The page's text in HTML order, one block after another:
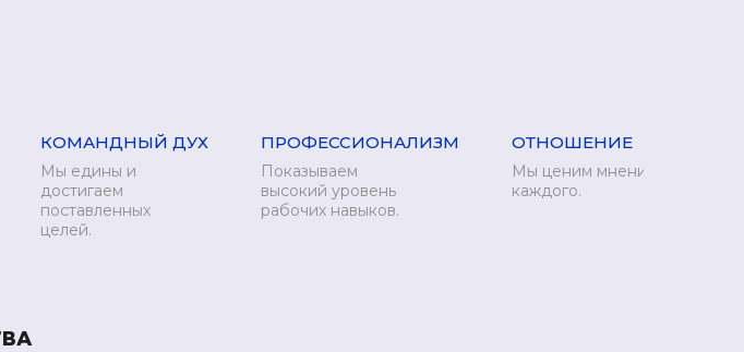
КОМАНДНЫЙ ДУХ
Мы едины и
достигаем
поставленных
целей.
ПРОФЕССИОНАЛИЗМ
Показываем
высокий уровень
рабочих навыков.
ОТНОШЕНИЕ
Мы ценим мнение
каждого.